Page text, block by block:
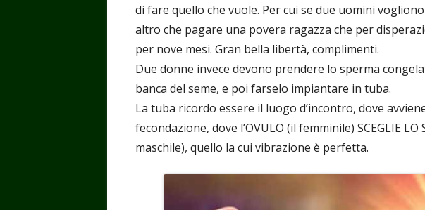
di fare quello che vuole. Per cui se due uomini
altro che pagare una povera ragazza che per
per nove mesi. Gran bella libertà, complimenti.
Due donne invece devono prendere lo sperma
banca del seme, e poi farselo impiantare in tuba.
La tuba ricordo essere il luogo d’incontro, dove
fecondazione, dove l’OVULO (il femminile) SCEGLIE LO
maschile), quello la cui vibrazione è perfetta.